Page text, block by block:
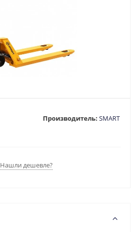
Производитель: SMART
Нашли дешевле?